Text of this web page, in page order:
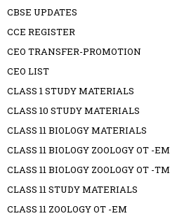
CBSE UPDATES
CCE REGISTER
CEO TRANSFER-PROMOTION
CEO LIST
CLASS 1 STUDY MATERIALS
CLASS 10 STUDY MATERIALS
CLASS 11 BIOLOGY MATERIALS
CLASS 11 BIOLOGY ZOOLOGY OT -EM
CLASS 11 BIOLOGY ZOOLOGY OT -TM
CLASS 11 STUDY MATERIALS
CLASS 11 ZOOLOGY OT -EM